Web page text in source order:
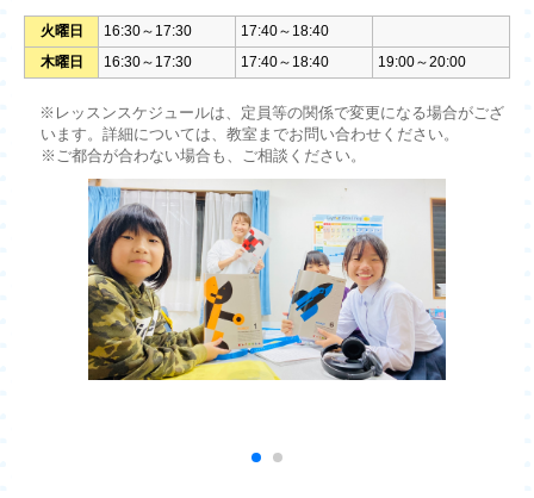
火曜日 16:30～17:30
17:40～18:40
木曜日
16:30～17:30 17:40～18:40 19:00～20:00
※レッスンスケジュールは、定員等の関係で変更になる場合がござ
います。詳細については、教室までお問い合わせください。
※ご都合が合わない場合も、ご相談ください。